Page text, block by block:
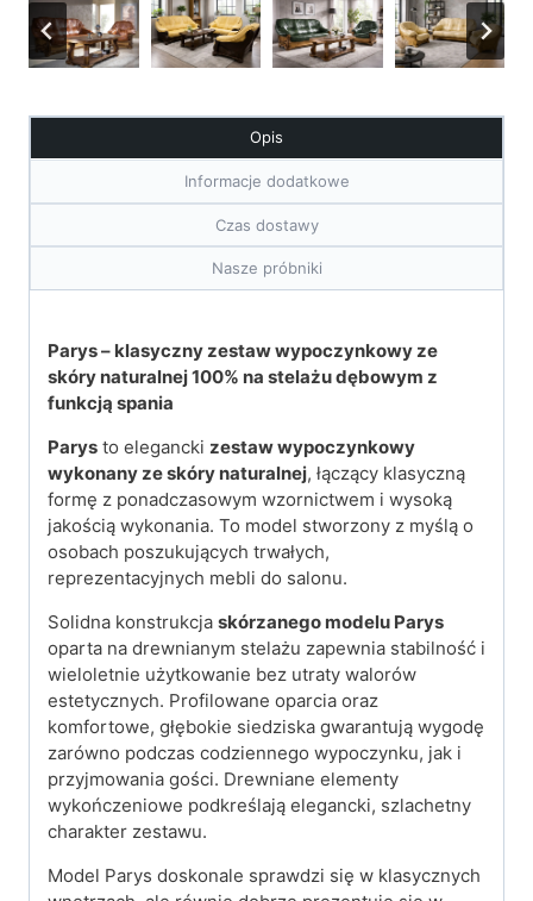
Opis
Informacje dodatkowe
Czas dostawy
Nasze próbniki
Parys – klasyczny zestaw wypoczynkowy ze
skóry naturalnej100% na stelażu dębowym z
funkcją spania
Parys to elegancki zestaw wypoczynkowy
wykonany ze skóry naturalnej, łączący klasyczną
formę z ponadczasowym wzornictwem i wysoką
jakością wykonania. To model stworzony z myślą o
osobach poszukujących trwałych,
reprezentacyjnych mebli do salonu.
Solidna konstrukcja skórzanego modelu Parys
oparta na drewnianym stelażu zapewnia stabilność i
wieloletnie użytkowanie bez utraty walorów
estetycznych. Profilowane oparcia oraz
komfortowe, głębokie siedziska gwarantują wygodę
zarówno podczas codziennego wypoczynku, jak i
przyjmowania gości. Drewniane elementy
wykończeniowe podkreślają elegancki, szlachetny
charakter zestawu.
Model Parys doskonale sprawdzi się w klasycznych